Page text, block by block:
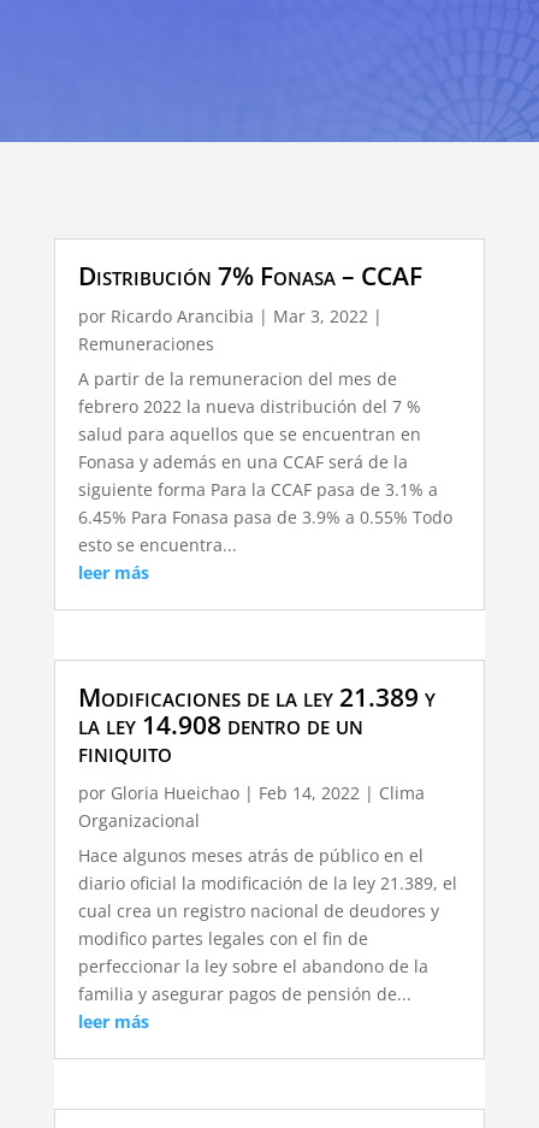
Distribución 7% Fonasa – CCAF
por Ricardo Arancibia | Mar 3, 2022|
Remuneraciones
A partir de la remuneracion del mes de
febrero 2022 la nueva distribución del 7 %
salud para aquellos que se encuentran en
Fonasa y además en una CCAF será de la
siguiente forma Para la CCAF pasa de 3.1% a
6.45% Para Fonasa pasa de 3.9% a 0.55% Todo
esto se encuentra...
leer más
Modificaciones de la ley 21.389 y
la ley 14.908 dentro de un
finiquito
por Gloria Hueichao| Feb 14, 2022| Clima
Organizacional
Hace algunos meses atrás de público en el
diario oficial la modificación de la ley 21.389, el
cual crea un registro nacional de deudores y
modifico partes legales con el fin de
perfeccionar la ley sobre el abandono de la
familia y asegurar pagos de pensión de...
leer más